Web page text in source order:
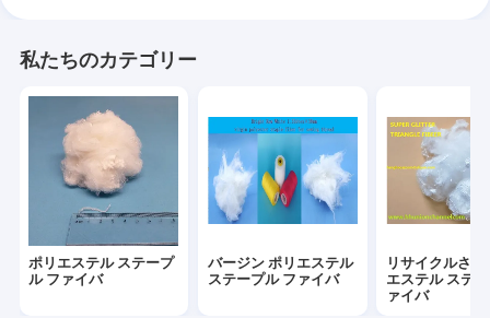
染められたポリエステルを添加しなさい
ポリエステル化学繊維
Airjetの織機の部品
予備品を回す開放端
私たちのカテゴリー
ポリエステル ステープ
ル ファイバ
バージン ポリエステル
ステープル ファイバ
リサイクルさ
エステル ステ
ァイバ